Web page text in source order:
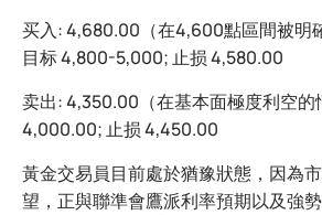
买入: 4,680.00（在4,600點區間被明
目标 4,800-5,000; 止损 4,580.00
卖出: 4,350.00（在基本面極度利空的
4,000.00; 止损 4,450.00
黃金交易員目前處於猶豫狀態，因為
望，正與聯準會鷹派利率預期以及強